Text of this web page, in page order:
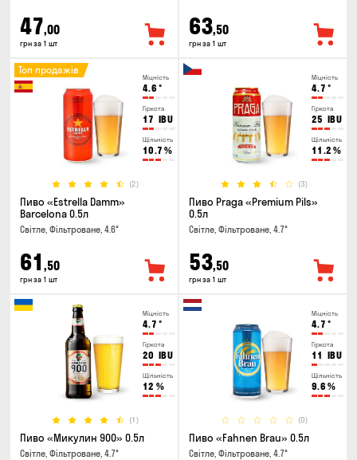
47,00
грн за 1 шт
63,50
грн за 1 шт
Міцність
4.6 °
Гіркота
17 IBU
Щільність
10.7 %
(2)
Топ продажів
Пиво «Estrella Damm»
Barcelona 0.5л
Світле, Фільтроване, 4.6°
61 ,50
грн за 1 шт
Міцність
4.7 °
Гіркота
25 IBU
Щільність
11.2 %
(3)
Пиво Praga «Premium Pils»
0.5л
Світле, Фільтроване, 4.7°
53,50
грн за 1 шт
Міцність
4.7 °
Гіркота
20 IBU
Щільність
12 %
(1)
Пиво «Микулин 900» 0.5л
Світле, Фільтроване, 4.7°
Міцність
4.7 °
Гіркота
11 IBU
Щільність
9.6 %
(0)
Пиво «Fahnen Brau» 0.5л
Світле, Фільтроване, 4.7°